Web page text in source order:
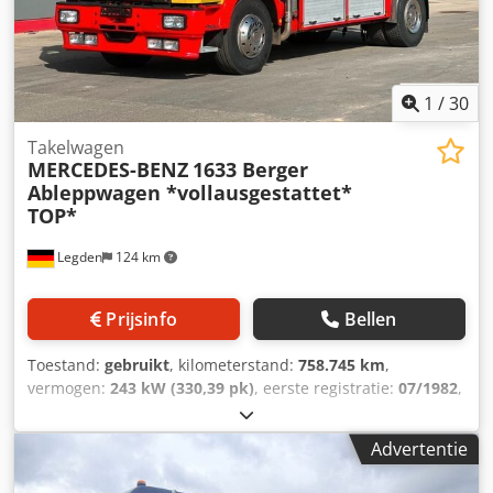
1 /30
Legden 124 km
Takelwagen
MERCEDES-BENZ 1633 Berger
Ableppwagen *vollausgestattet*
TOP*
Prijsinfo Bellen
Toestand: gebruikt, kilometerstand: 758.745 km,
vermogen: 243 kW (330,39 pk), eerste registratie: 07/1982,
, totaalgewicht:
asconfiguratie:2 assen, volgende keuring (TÜV):10/2026,
, soort overbrenging: mechanisch, totale lengte:
7.700 mm
, totale breedte: , totale hoogte:
Advertentie